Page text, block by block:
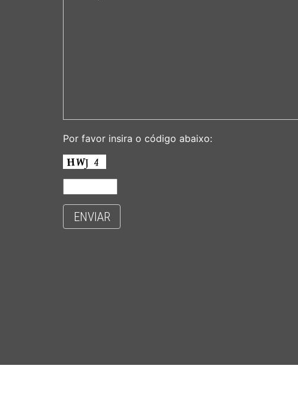
Por favor insira o código abaixo:
ENVIAR